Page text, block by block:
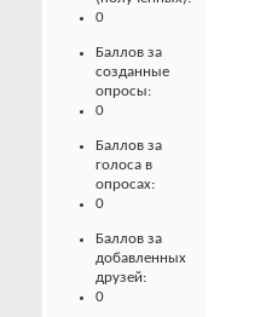
0
Баллов за
созданные
опросы:
0
Баллов за
голоса в
опросах:
0
Баллов за
добавленных
друзей:
0